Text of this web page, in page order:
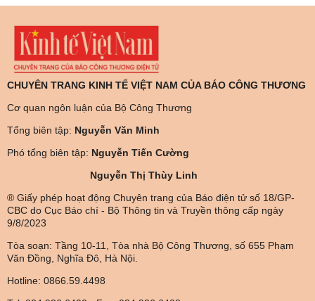
CHUYÊN TRANG KINH TẾ VIỆT NAM CỦA BÁO CÔNG THƯƠNG
Cơ quan ngôn luận của Bộ Công Thương
Tổng biên tập: Nguyễn Văn Minh
Phó tổng biên tập: Nguyễn Tiến Cường
Nguyễn Thị Thùy Linh
® Giấy phép hoạt động Chuyên trang của Báo điện tử số 18/GP-
CBC do Cục Báo chí - Bộ Thông tin và Truyền thông cấp ngày
9/8/2023
Tòa soạn: Tầng 10-11, Tòa nhà Bộ Công Thương, số 655 Phạm
Văn Đồng, Nghĩa Đô, Hà Nội.
Hotline: 0866.59.4498